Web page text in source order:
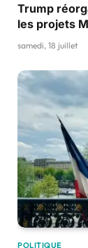
Trump
les projets
samedi, 18 juillet
POLITIQUE